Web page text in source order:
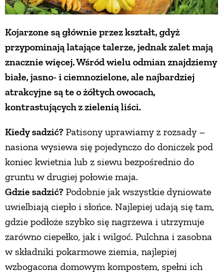
Kojarzone są głównie przez kształt, gdyż
przypominają latające talerze, jednak zalet mają
znacznie więcej. Wśród wielu odmian znajdziemy
białe, jasno- i ciemnozielone, ale najbardziej
atrakcyjne są te o żółtych owocach,
kontrastujących z zielenią liści.
Kiedy sadzić? Patisony uprawiamy z rozsady –
nasiona wysiewa się pojedynczo do doniczek pod
koniec kwietnia lub z siewu bezpośrednio do
gruntu w drugiej połowie maja.
Gdzie sadzić? Podobnie jak wszystkie dyniowate
uwielbiają ciepło i słońce. Najlepiej udają się tam,
gdzie podłoże szybko się nagrzewa i utrzymuje
zarówno ciepełko, jak i wilgoć. Pulchna i zasobna
w składniki pokarmowe ziemia, najlepiej
wzbogacona domowym kompostem, spełni ich
ZIELEŃ W DOMU
PROJEKTOWANIE OGRODU
NATURALNIE
URODA
NATURALNA APTECZKA
DLA DOMU
EKO ŻYCIE
PRZYRODA
ZWIERZĘTA DOMOWE